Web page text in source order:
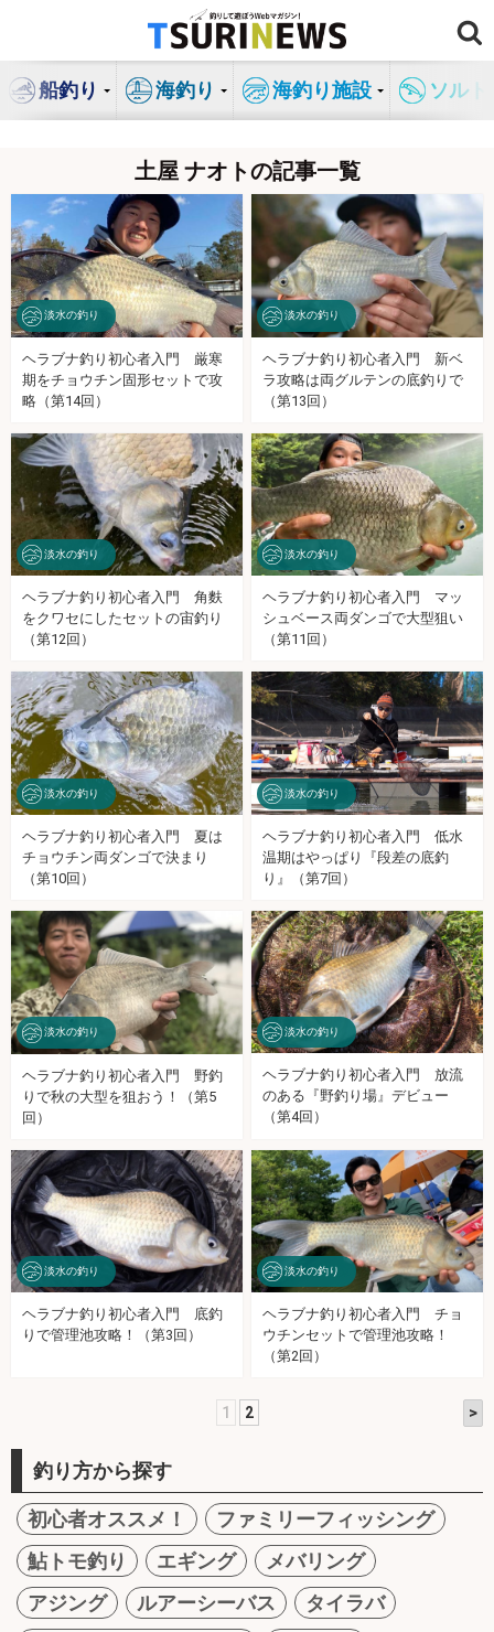
ン
ッ
プ
船釣り 海釣り 海釣り施設 ソル
土屋 ナオトの記事一覧
淡水の釣り
ヘラブナ釣り初心者入門 厳寒
期をチョウチン固形セットで攻
略（第14回）
淡水の釣り
ヘラブナ釣り初心者入門 新ベ
ラ攻略は両グルテンの底釣りで
（第13回）
淡水の釣り
ヘラブナ釣り初心者入門 角麩
をクワセにしたセットの宙釣り
（第12回）
淡水の釣り
ヘラブナ釣り初心者入門 マッ
シュベース両ダンゴで大型狙い
（第11回）
淡水の釣り
ヘラブナ釣り初心者入門 夏は
チョウチン両ダンゴで決まり
（第10回）
淡水の釣り
ヘラブナ釣り初心者入門 低水
温期はやっぱり『段差の底釣
り』（第7回）
淡水の釣り
ヘラブナ釣り初心者入門 野釣
りで秋の大型を狙おう！（第5
回）
淡水の釣り
ヘラブナ釣り初心者入門 放流
のある『野釣り場』デビュー
（第4回）
淡水の釣り
ヘラブナ釣り初心者入門 底釣
りで管理池攻略！（第3回）
淡水の釣り
ヘラブナ釣り初心者入門 チョ
ウチンセットで管理池攻略！
（第2回）
1 2 >
釣り方から探す
初心者オススメ！
ファミリーフィッシング
鮎トモ釣り
エギング
メバリング
アジング
ルアーシーバス
タイラバ